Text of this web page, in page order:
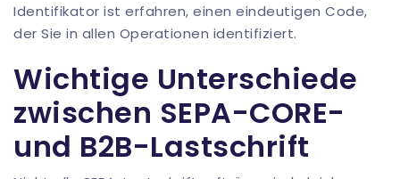
Identifikator ist erfahren, einen eindeutigen Code,
der Sie in allen Operationen identifiziert.
Wichtige Unterschiede
zwischen SEPA-CORE-
und B2B-Lastschrift